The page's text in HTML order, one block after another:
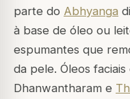
parte do Abhyanga
à base de óleo ou
espumantes que
da pele. Óleos
Dhanwantharam e